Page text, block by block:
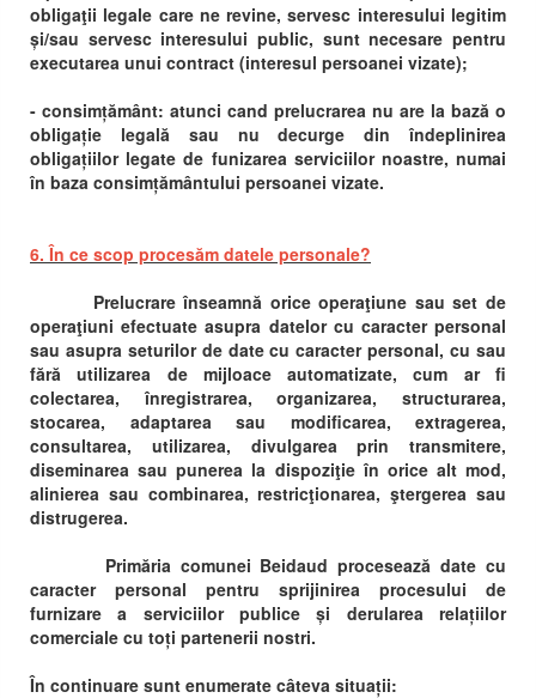
obligaţii legale care ne revine, servesc interesului legitim
și/sau servesc interesului public, sunt necesare pentru
executarea unui contract (interesul persoanei vizate);
- consimțământ: atunci cand prelucrarea nu are la bază o
obligație legală sau nu decurge din îndeplinirea
obligațiilor legate de funizarea serviciilor noastre, numai
în baza consimțământului persoanei vizate.
6. În ce scop procesăm datele personale?
Prelucrare înseamnă orice operaţiune sau set de
operaţiuni efectuate asupra datelor cu caracter personal
sau asupra seturilor de date cu caracter personal, cu sau
fără utilizarea de mijloace automatizate, cum ar fi
colectarea, înregistrarea, organizarea, structurarea,
stocarea, adaptarea sau modificarea, extragerea,
consultarea, utilizarea, divulgarea prin transmitere,
diseminarea sau punerea la dispoziţie în orice alt mod,
alinierea sau combinarea, restricţionarea, ştergerea sau
distrugerea.
Primăria comunei Beidaud procesează date cu
caracter personal pentru sprijinirea procesului de
furnizare a serviciilor publice și derularea relațiilor
comerciale cu toți partenerii nostri.
În continuare sunt enumerate câteva situații: